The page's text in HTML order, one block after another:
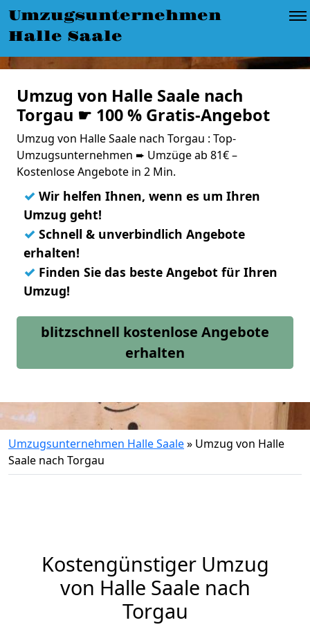
Umzugsunternehmen
Halle Saale
Umzug von Halle Saale nach
Torgau ☛ 100 % Gratis-Angebot
Umzug von Halle Saale nach Torgau : Top-
Umzugsunternehmen ➨ Umzüge ab 81€ –
Kostenlose Angebote in 2 Min.
✓ Wir helfen Ihnen, wenn es um Ihren
Umzug geht!
✓ Schnell & unverbindlich Angebote
erhalten!
✓ Finden Sie das beste Angebot für Ihren
Umzug!
blitzschnell kostenlose Angebote
erhalten
Umzugsunternehmen Halle Saale» Umzug von Halle
Saale nach Torgau
Kostengünstiger Umzug
von Halle Saale nach
Torgau